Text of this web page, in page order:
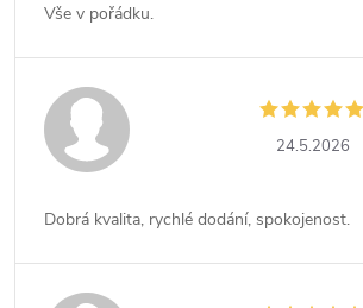
Vše v pořádku.
24.5.2026
Dobrá kvalita, rychlé dodání, spokojenost.